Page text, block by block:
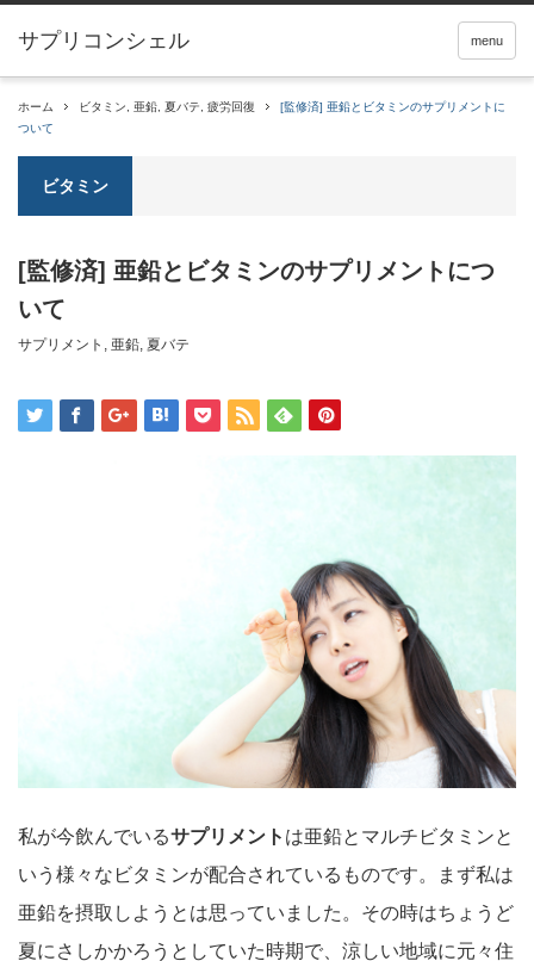
サプリコンシェル menu
ホーム ビタミン 亜鉛 夏バテ 疲労回復
[監修済] 亜鉛とビタミンのサプリメントに
ついて
ビタミン
[監修済] 亜鉛とビタミンのサプリメントにつ
いて
サプリメント , 亜鉛, 夏バテ
私が今飲んでいるサプリメント は亜鉛とマルチビタミンと
いう様々なビタミンが配合されているものです。まず私は
亜鉛を摂取しようとは思っていました。その時はちょうど
夏にさしかかろうとしていた時期で、涼しい地域に元々住